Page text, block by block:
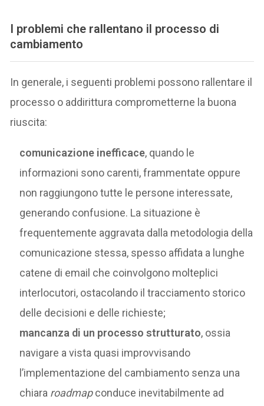
I problemi che rallentano il processo di
cambiamento
In generale, i seguenti problemi possono rallentare il
processo o addirittura comprometterne la buona
riuscita:
comunicazione inefficace, quando le
informazioni sono carenti, frammentate oppure
non raggiungono tutte le persone interessate,
generando confusione. La situazione è
frequentemente aggravata dalla metodologia della
comunicazione stessa, spesso affidata a lunghe
catene di email che coinvolgono molteplici
interlocutori, ostacolando il tracciamento storico
delle decisioni e delle richieste;
mancanza di un processo strutturato, ossia
navigare a vista quasi improvvisando
l’implementazione del cambiamento senza una
chiara roadmapconduce inevitabilmente ad